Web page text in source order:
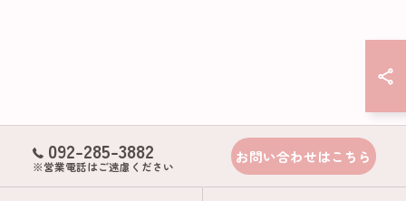
092-285-3882
※営業電話はご遠慮ください
お問い合わせはこちら